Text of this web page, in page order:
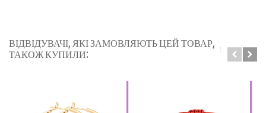
ВІДВІДУВАЧІ, ЯКІ ЗАМОВЛЯЮТЬ ЦЕЙ ТОВАР,
ТАКОЖ КУПИЛИ: